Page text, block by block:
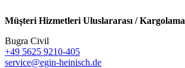
Müşteri Hizmetleri Uluslararası / Kargolama
Bugra Civil
+49 5625 9210-405
service@egin-heinisch.de